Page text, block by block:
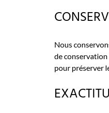
Nous
de conservation
pour préserver